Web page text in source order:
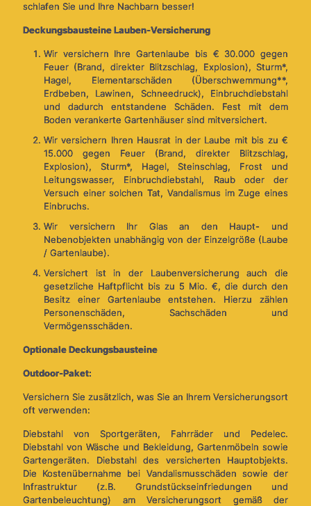
schlafen Sie und Ihre Nachbarn besser!
Deckungsbausteine Lauben-Versicherung
Wir versichern Ihre Gartenlaube bis € 30.000 gegen
Feuer (Brand, direkter Blitzschlag, Explosion), Sturm*,
Hagel, Elementarschäden (Überschwemmung**,
Erdbeben, Lawinen, Schneedruck), Einbruchdiebstahl
und dadurch entstandene Schäden. Fest mit dem
Boden verankerte Gartenhäuser sind mitversichert.
Wir versichern Ihren Hausrat in der Laube mit bis zu €
15.000 gegen Feuer (Brand, direkter Blitzschlag,
Explosion), Sturm*, Hagel, Steinschlag, Frost und
Leitungswasser, Einbruchdiebstahl, Raub oder der
Versuch einer solchen Tat, Vandalismus im Zuge eines
Einbruchs.
Wir versichern Ihr Glas an den Haupt- und
Nebenobjekten unabhängig von der Einzelgröße (Laube
/ Gartenlaube).
Versichert ist in der Laubenversicherung auch die
gesetzliche Haftpflicht bis zu 5 Mio. €, die durch den
Besitz einer Gartenlaube entstehen. Hierzu zählen
Personenschäden, Sachschäden und
Vermögensschäden.
Optionale Deckungsbausteine
Outdoor-Paket:
Versichern Sie zusätzlich, was Sie an Ihrem Versicherungsort
oft verwenden:
Diebstahl von Sportgeräten, Fahrräder und Pedelec.
Diebstahl von Wäsche und Bekleidung, Gartenmöbeln sowie
Gartengeräten. Diebstahl des versicherten Hauptobjekts.
Die Kostenübernahme bei Vandalismusschäden sowie der
Infrastruktur (z.B. Grundstückseinfriedungen und
Gartenbeleuchtung) am Versicherungsort gemäß der